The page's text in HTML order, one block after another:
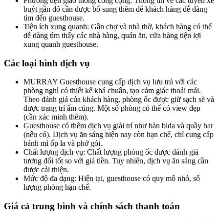
buýt gần đó cần được bổ sung thêm để khách hàng dễ dàng
tìm đến guesthouse.
Tiện ích xung quanh: Gần chợ và nhà thờ, khách hàng có thể
dễ dàng tìm thấy các nhà hàng, quán ăn, cửa hàng tiện lợi
xung quanh guesthouse.
Các loại hình dịch vụ
MURRAY Guesthouse cung cấp dịch vụ lưu trú với các
phòng nghỉ có thiết kế khá chuẩn, tạo cảm giác thoải mái.
Theo đánh giá của khách hàng, phòng ốc được giữ sạch sẽ và
được trang trí ấm cúng. Một số phòng có thể có view đẹp
(cần xác minh thêm).
Guesthouse có thêm dịch vụ giải trí như bàn bida và quầy bar
(nếu có). Dịch vụ ăn sáng hiện nay còn hạn chế, chỉ cung cấp
bánh mì ốp la và phở gói.
Chất lượng dịch vụ: Chất lượng phòng ốc được đánh giá
tương đối tốt so với giá tiền. Tuy nhiên, dịch vụ ăn sáng cần
được cải thiện.
Mức độ đa dạng: Hiện tại, guesthouse có quy mô nhỏ, số
lượng phòng hạn chế.
Giá cả trung bình và chính sách thanh toán